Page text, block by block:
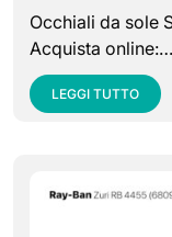
Occhiali da sole
Acquista
LEGGI TUTTO